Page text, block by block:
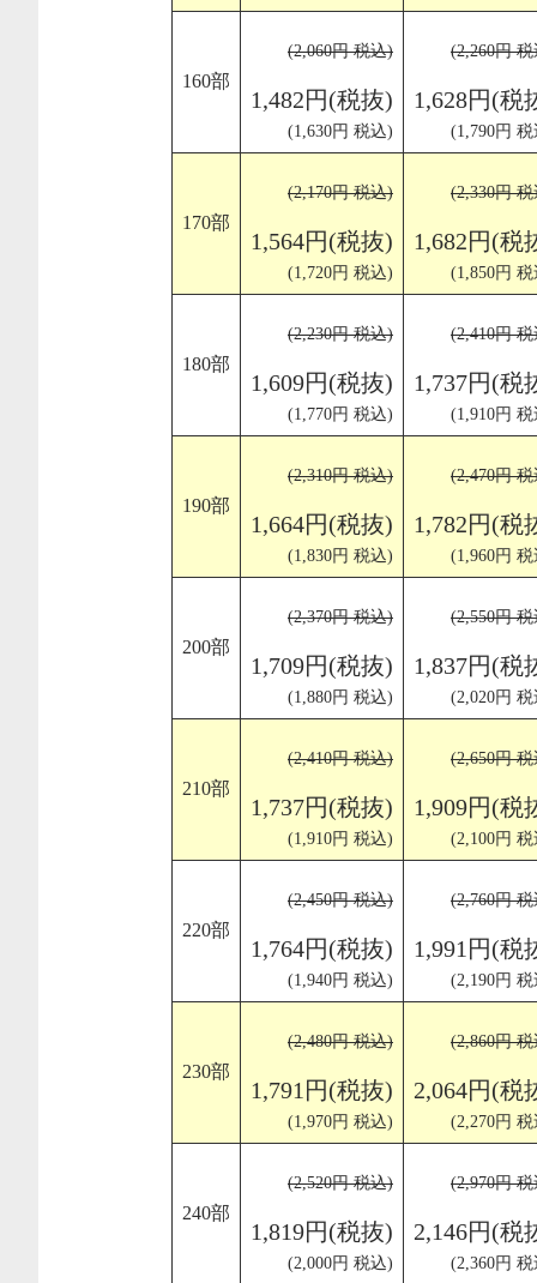
160部
(2,060円 税込)
1,482円(税抜)
(1,630円 税込)
(2,260円
1,628円(税
(1,790円
170部
(2,170円 税込)
1,564円(税抜)
(1,720円 税込)
(2,330円
1,682円(税
(1,850円
180部
(2,230円 税込)
1,609円(税抜)
(1,770円 税込)
(2,410円
1,737円(税
(1,910円
190部
(2,310円 税込)
1,664円(税抜)
(1,830円 税込)
(2,470円
1,782円(税
(1,960円
200部
(2,370円 税込)
1,709円(税抜)
(1,880円 税込)
(2,550円
1,837円(税
(2,020円
210部
(2,410円 税込)
1,737円(税抜)
(1,910円 税込)
(2,650円
1,909円(税
(2,100円
220部
(2,450円 税込)
1,764円(税抜)
(1,940円 税込)
(2,760円
1,991円(税
(2,190円
230部
(2,480円 税込)
1,791円(税抜)
(1,970円 税込)
(2,860円
2,064円(税
(2,270円
240部
(2,520円 税込)
1,819円(税抜)
(2,000円 税込)
(2,970円
2,146円(税
(2,360円